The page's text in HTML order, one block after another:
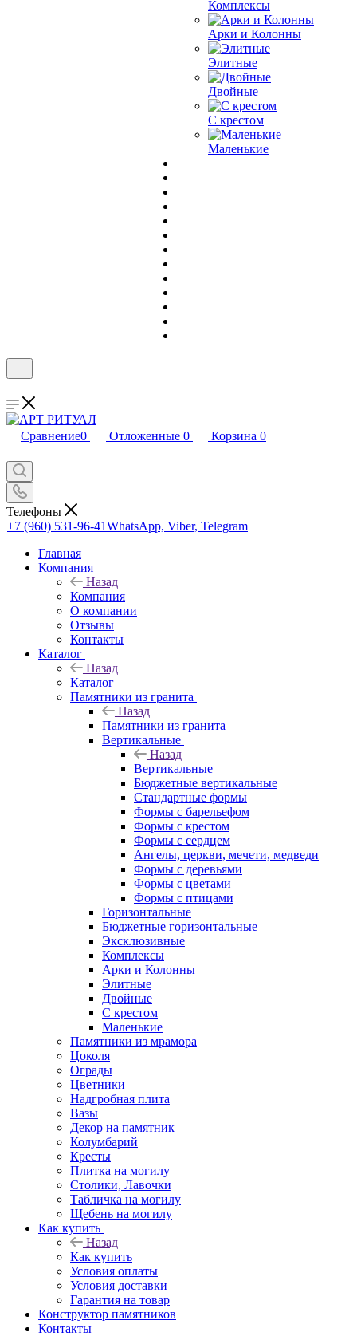
Комплексы
Арки и Колонны
Элитные
Двойные
С крестом
Маленькие
Сравнение0 Отложенные 0 Корзина 0
Телефоны
+7 (960) 531-96-41WhatsApp, Viber, Telegram
Главная
Компания
Назад
Компания
О компании
Отзывы
Контакты
Каталог
Назад
Каталог
Памятники из гранита
Назад
Памятники из гранита
Вертикальные
Назад
Вертикальные
Бюджетные вертикальные
Стандартные формы
Формы с барельефом
Формы с крестом
Формы с сердцем
Ангелы, церкви, мечети, медведи
Формы с деревьями
Формы с цветами
Формы с птицами
Горизонтальные
Бюджетные горизонтальные
Эксклюзивные
Комплексы
Арки и Колонны
Элитные
Двойные
С крестом
Маленькие
Памятники из мрамора
Цоколя
Ограды
Цветники
Надгробная плита
Вазы
Декор на памятник
Колумбарий
Кресты
Плитка на могилу
Столики, Лавочки
Табличка на могилу
Щебень на могилу
Как купить
Назад
Как купить
Условия оплаты
Условия доставки
Гарантия на товар
Конструктор памятников
Контакты